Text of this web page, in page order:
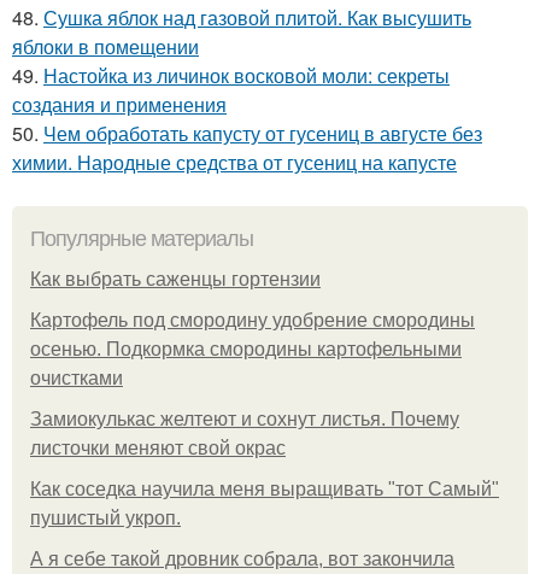
48. Сушка яблок над газовой плитой. Как высушить
яблоки в помещении
49. Настойка из личинок восковой моли: секреты
создания и применения
50. Чем обработать капусту от гусениц в августе без
химии. Народные средства от гусениц на капусте
Популярные материалы
Как выбрать саженцы гортензии
Картофель под смородину удобрение смородины
осенью. Подкормка смородины картофельными
очистками
Замиокулькас желтеют и сохнут листья. Почему
листочки меняют свой окрас
Как соседка научила меня выращивать "тот Самый"
пушистый укроп.
А я себе такой дровник собрала, вот закончила